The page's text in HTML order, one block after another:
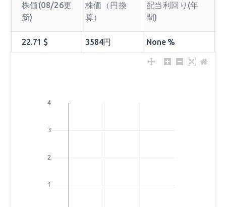
株価(08/26更
新)
株価（円換
算）
配当利回り(年
間)
22.71 $ 3584円 None %
1
2
3
4